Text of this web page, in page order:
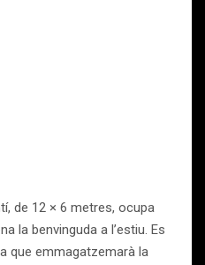
de 12 × 6 metres, ocupa
la benvinguda a l’estiu. Es
que emmagatzemarà la